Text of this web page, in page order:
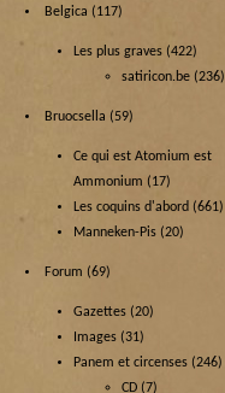
Belgica (117)
Les plus graves (422)
satiricon.be (236)
Bruocsella (59)
Ce qui est Atomium est
Ammonium (17)
Les coquins d'abord (661)
Manneken-Pis (20)
Forum (69)
Gazettes (20)
Images (31)
Panem et circenses (246)
CD (7)